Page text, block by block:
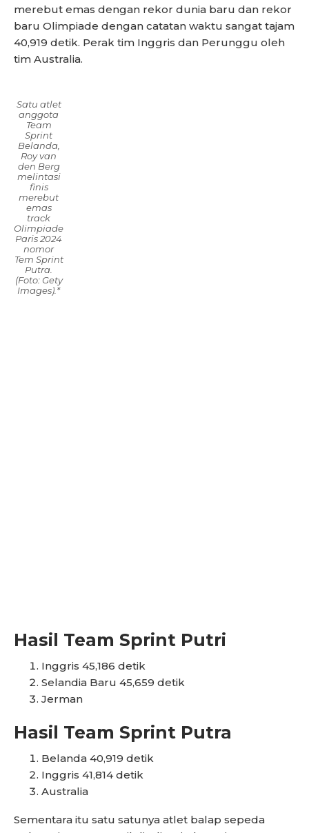
merebut emas dengan rekor dunia baru dan rekor
baru Olimpiade dengan catatan waktu sangat tajam
40,919 detik. Perak tim Inggris dan Perunggu oleh
tim Australia.
Satu atlet
anggota
Team
Sprint
Belanda,
Roy van
den Berg
melintasi
finis
merebut
emas
track
Olimpiade
Paris 2024
nomor
Tem Sprint
Putra.
(Foto: Gety
Images).*
Hasil Team Sprint Putri
Inggris 45,186 detik
Selandia Baru 45,659 detik
Jerman
Hasil Team Sprint Putra
Belanda 40,919 detik
Inggris 41,814 detik
Australia
Sementara itu satu satunya atlet balap sepeda